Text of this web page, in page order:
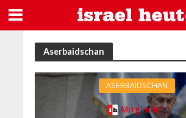
Aserbaidschan
ASERBAIDSCHAN
Mitglieder